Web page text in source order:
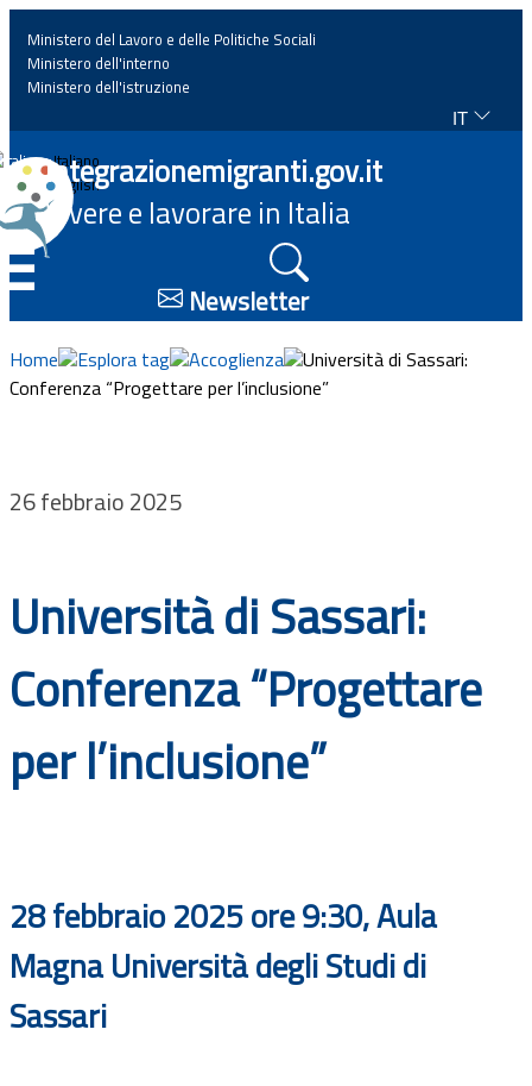
Home
News
Approfondimenti
Eventi
Progetti
Bandi
Guide
Ministero del Lavoro e delle Politiche Sociali
Ministero dell'interno
Ministero dell'istruzione
IT
Italiano
English
Integrazionemigranti.gov.it
Vivere e lavorare in Italia
Newsletter
Home Esplora tag Accoglienza
Università di Sassari:
Conferenza “Progettare per l’inclusione”
26 febbraio 2025
Università di Sassari:
Conferenza “Progettare
per l’inclusione”
28 febbraio 2025 ore 9:30, Aula
Magna Università degli Studi di
Sassari